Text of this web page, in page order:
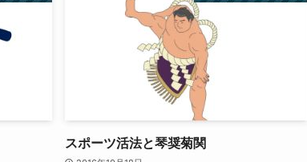
スポーツ活法と琴奨菊関